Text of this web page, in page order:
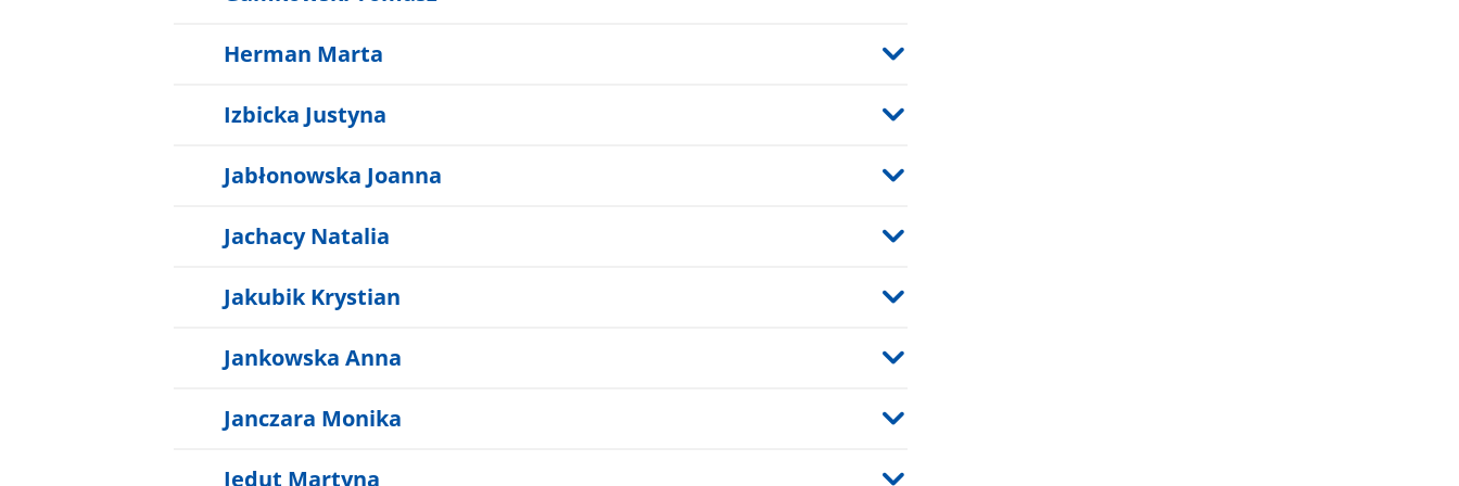
Herman Marta
Izbicka Justyna
Jabłonowska Joanna
Jachacy Natalia
Jakubik Krystian
Jankowska Anna
Janczara Monika
Jedut Martyna